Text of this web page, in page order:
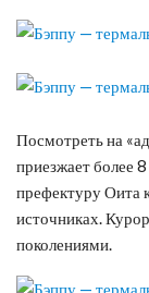
Посмотреть на
приезжает более
префектуру Оита
источниках.
поколениями.